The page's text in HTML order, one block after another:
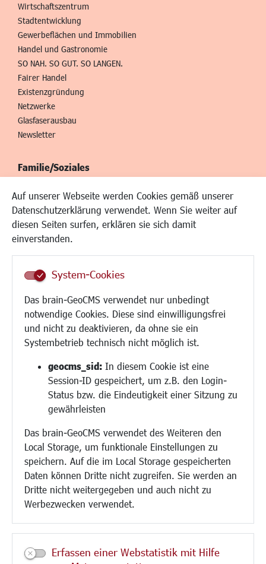
Auf unserer Webseite werden Cookies gemäß unserer
Datenschutzerklärung verwendet. Wenn Sie weiter auf
diesen Seiten surfen, erklären sie sich damit
einverstanden.
System-Cookies
Das brain-GeoCMS verwendet nur unbedingt
notwendige Cookies. Diese sind einwilligungsfrei
und nicht zu deaktivieren, da ohne sie ein
Systembetrieb technisch nicht möglich ist.
geocms_sid: In diesem Cookie ist eine
Session-ID gespeichert, um z.B. den Login-
Status bzw. die Eindeutigkeit einer Sitzung zu
gewährleisten
Das brain-GeoCMS verwendet des Weiteren den
Local Storage, um funktionale Einstellungen zu
speichern. Auf die im Local Storage gespeicherten
Daten können Dritte nicht zugreifen. Sie werden an
Dritte nicht weitergegeben und auch nicht zu
Werbezwecken verwendet.
Erfassen einer Webstatistik mit Hilfe
Wirtschaftszentrum
Stadtentwicklung
Gewerbeflächen und Immobilien
Handel und Gastronomie
SO NAH. SO GUT. SO LANGEN.
Fairer Handel
Existenzgründung
Netzwerke
Glasfaserausbau
Newsletter
Familie/Soziales
Kinderbetreuung
Kinder und Jugend
Institutionen für Familien
Frauen
Schule
Demokratie leben
Ukrainehilfe
Hilfe für Geflüchtete
Religion
Bauen/Umwelt/Mobilität
Bebauungsplanung
Verkehr/Mobilität
Glasfaserausbau
Aktuelle Baustellen
Paddelteich
CINDY S
Kultur/Freizeit/Tourismus
Veranstaltungen
Neue Stadthalle Langen